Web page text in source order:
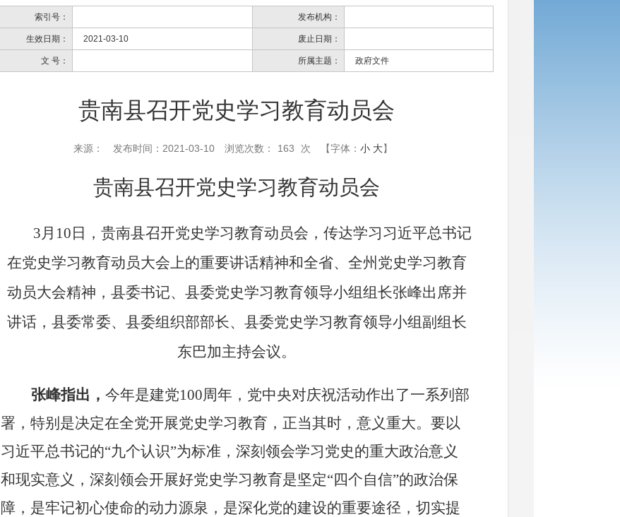
索引号： 发布机构：
生效日期： 2021-03-10 废止日期：
文 号： 所属主题： 政府文件
贵南县召开党史学习教育动员会
来源： 发布时间：2021-03-10 浏览次数： 163 次 【字体： 小 大】
贵南县召开党史学习教育动员会
3月 10 日，贵南县召开党史学习教育动员会 ， 传达学习习近平总书记
在党史学习教育动员大会上的重要讲话精神和全省、 全州 党史学习教育
动员大会精神 ，县委书记、县委党史学习教育领导小组组长张峰出席并
讲话，县委常委、县委组织部部长、 县委党史学习教育领导小组副 组长
东巴加主持会议。
张峰指出， 今年是建党100周年，党中央对庆祝活动作出了一系列部
署，特别是决定在全党开展党史学习教育，正当其时，意义重大。 要以
习近平总书记的“九个认识”为标准，深刻领会学习党史的重大政治意义
和现实意义，深刻领会开展好党史学习教育是坚定“四个自信”的政治保
障，是牢记初心使命的动力源泉，是深化党的建设的重要途径，切实提